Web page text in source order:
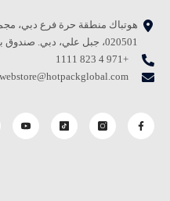
020501، جبل علي، دبي. صندوق بريد - 80590
+971 4 823 1111
webstore@hotpackglobal.com